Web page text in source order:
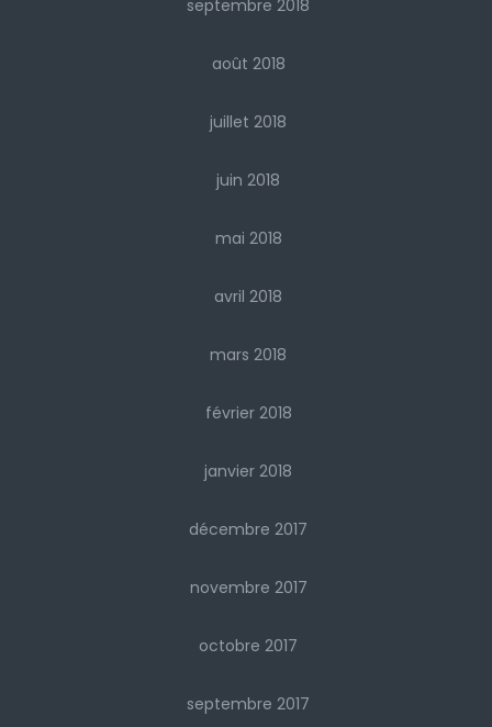
septembre 2018
août 2018
juillet 2018
juin 2018
mai 2018
avril 2018
mars 2018
février 2018
janvier 2018
décembre 2017
novembre 2017
octobre 2017
septembre 2017